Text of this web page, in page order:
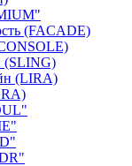
(FACADE)
(SLING)
(LIRA)